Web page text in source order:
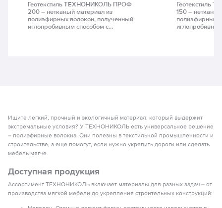
Геотекстиль ТЕХНОНИКОЛЬ ПРОФ
200 – нетканый материал из
полиэфирных волокон, полученный
иглопробивным способом с
Геотекстиль
150 –
полиэфирных
Ищите легкий, прочный и экологичный материал, который выдержит
экстремальные условия? У ТЕХНОНИКОЛЬ есть универсальное решение
– полиэфирные волокна. Они полезны в текстильной промышленности и
строительстве, а еще помогут, если нужно укрепить дороги или сделать
мебель мягче.
Доступная продукция
Ассортимент ТЕХНОНИКОЛЬ включает материалы для разных задач – от
производства мягкой мебели до укрепления строительных конструкций: